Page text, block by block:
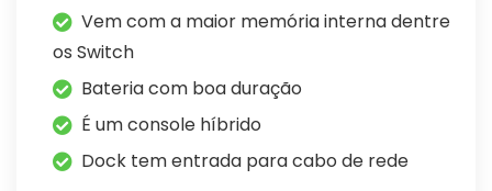
Vem com a maior memória interna dentre
os Switch
Bateria com boa duração
É um console híbrido
Dock tem entrada para cabo de rede